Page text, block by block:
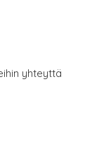
yhteyttä